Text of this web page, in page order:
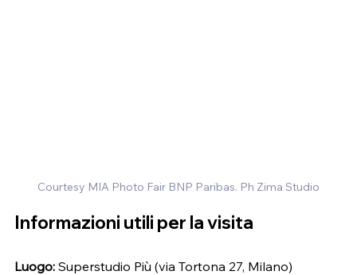
Courtesy MIA Photo Fair BNP Paribas. Ph Zima Studio
Informazioni utili per la visita
Luogo: Superstudio Più (via Tortona 27, Milano)